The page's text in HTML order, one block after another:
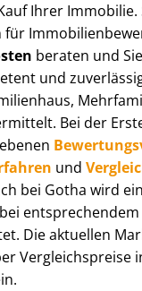
Ihrer Immobilie.
für
beraten und
und
Bei der
und
bei Gotha wird
Die aktuellen